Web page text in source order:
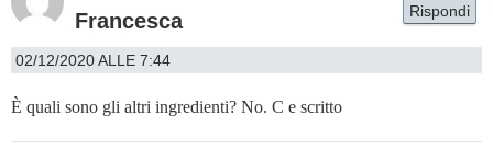
Francesca
02/12/2020 ALLE 7:44
È quali sono gli altri ingredienti? No. C e scritto
Rispondi